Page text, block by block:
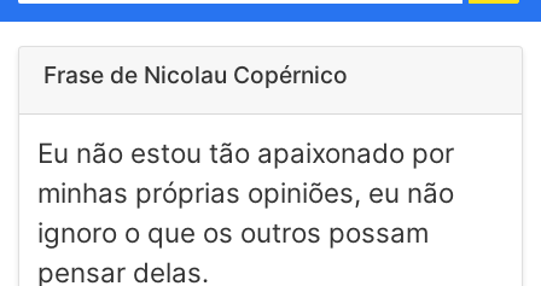
Autores
de
Contato
Frase de Nicolau Copérnico
Eu não estou tão apaixonado por
minhas próprias opiniões, eu não
ignoro o que os outros possam
pensar delas.